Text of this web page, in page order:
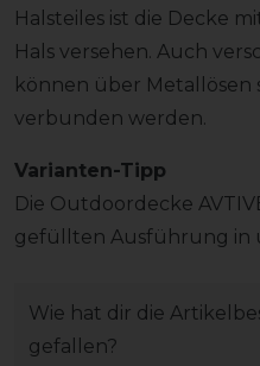
Halsteiles ist die Decke
Hals versehen. Auch
können über Metallösen
verbunden werden.
Varianten-Tipp
Die Outdoordecke
gefüllten Ausführung in
Wie hat dir die
gefallen?